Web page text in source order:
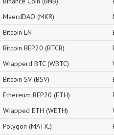
MaerdDAO (MKR)
Bitcoin LN
Bitcoin BEP20 (BTCB)
Wrapperd BTC (WBTC)
Bitcoin SV (BSV)
Ethereum BEP20 (ETH)
Wrapped ETH (WETH)
Polygon (MATIC)